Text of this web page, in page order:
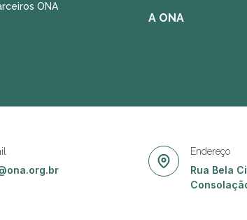
ONA
A ONA
Endereço
Rua Bela